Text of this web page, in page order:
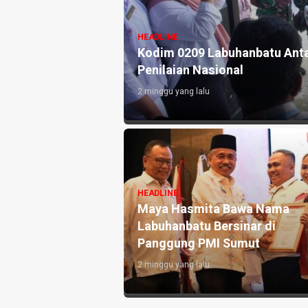
HEADLINE
Kodim 0209 Labuhanbatu
Penilaian Nasional
2 minggu yang lalu
HEADLINE
Maya Hasmita Bawa Nama
Labuhanbatu Bersinar di
Panggung PMI Sumut
2 minggu yang lalu